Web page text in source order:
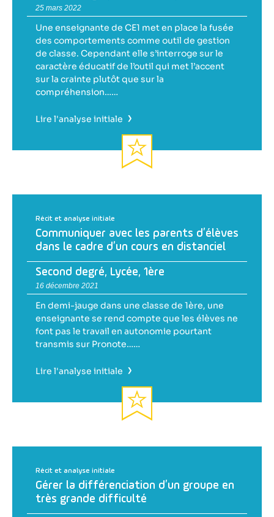
25 mars 2022
Une enseignante de CE1 met en place la fusée
des comportements comme outil de gestion
de classe. Cependant elle s’interroge sur le
caractère éducatif de l’outil qui met l’accent
sur la crainte plutôt que sur la
compréhension……
Lire l'analyse initiale ›
Récit et analyse initiale
Communiquer avec les parents d’élèves
dans le cadre d’un cours en distanciel
Second degré, Lycée, 1ère
16 décembre 2021
En demi-jauge dans une classe de 1ère, une
enseignante se rend compte que les élèves ne
font pas le travail en autonomie pourtant
transmis sur Pronote……
Lire l'analyse initiale ›
Récit et analyse initiale
Gérer la différenciation d’un groupe en
très grande difficulté